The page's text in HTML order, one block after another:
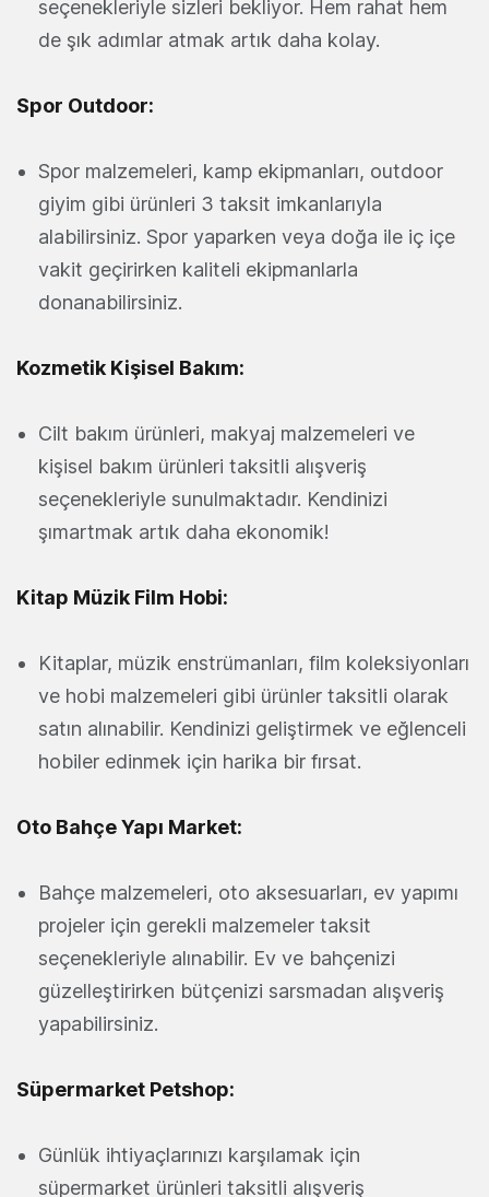
seçenekleriyle sizleri bekliyor. Hem rahat hem
de şık adımlar atmak artık daha kolay.
Spor Outdoor:
Spor malzemeleri, kamp ekipmanları, outdoor
giyim gibi ürünleri 3 taksit imkanlarıyla
alabilirsiniz. Spor yaparken veya doğa ile iç içe
vakit geçirirken kaliteli ekipmanlarla
donanabilirsiniz.
Kozmetik Kişisel Bakım:
Cilt bakım ürünleri, makyaj malzemeleri ve
kişisel bakım ürünleri taksitli alışveriş
seçenekleriyle sunulmaktadır. Kendinizi
şımartmak artık daha ekonomik!
Kitap Müzik Film Hobi:
Kitaplar, müzik enstrümanları, film koleksiyonları
ve hobi malzemeleri gibi ürünler taksitli olarak
satın alınabilir. Kendinizi geliştirmek ve eğlenceli
hobiler edinmek için harika bir fırsat.
Oto Bahçe Yapı Market:
Bahçe malzemeleri, oto aksesuarları, ev yapımı
projeler için gerekli malzemeler taksit
seçenekleriyle alınabilir. Ev ve bahçenizi
güzelleştirirken bütçenizi sarsmadan alışveriş
yapabilirsiniz.
Süpermarket Petshop:
Günlük ihtiyaçlarınızı karşılamak için
süpermarket ürünleri taksitli alışveriş